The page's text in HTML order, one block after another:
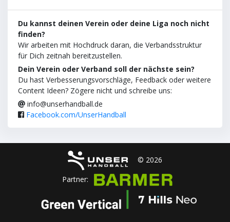
Du kannst deinen Verein oder deine Liga noch nicht
finden?
Wir arbeiten mit Hochdruck daran, die Verbandsstruktur
für Dich zeitnah bereitzustellen.
Dein Verein oder Verband soll der nächste sein?
Du hast Verbesserungsvorschläge, Feedback oder weitere
Content Ideen? Zögere nicht und schreibe uns:
info@unserhandball.de
Facebook.com/UnserHandball
© 2026
Partner: